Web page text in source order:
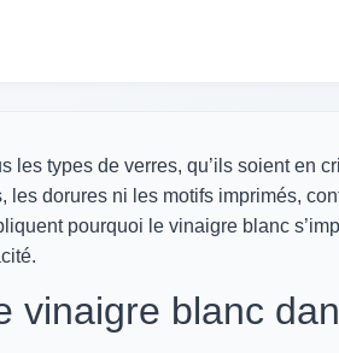
les types de verres, qu’ils soient en
les dorures ni les motifs imprimés,
pourquoi le vinaigre blanc
vinaigre blanc